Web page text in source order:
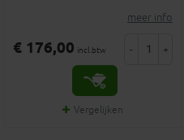
meer info
€ 176,00 incl.btw - +
Vergelijken